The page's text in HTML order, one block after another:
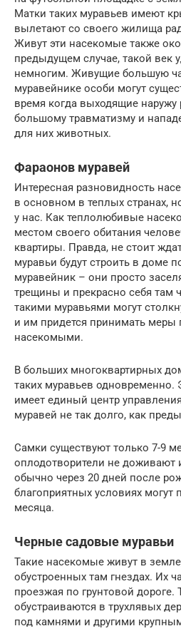
Матки таких муравьев имеют
вылетают со своего жилища
Живут эти насекомые также
предыдущем случае, такой век
немногим. Живущие большую
муравейнике особи могут
время когда выходящие наружу
большому травматизму и
для них животных.
Фараонов муравей
Интересная разновидность
в основном в теплых странах,
у нас. Как теплолюбивые
местом своего обитания
квартиры. Правда, не стоит
муравьи будут строить в доме
муравейник – они просто
трещины и прекрасно себя там
такими муравьями могут
и им придется принимать меры
насекомыми.
В больших многоквартирных
таких муравьев одновременно.
имеет единый центр
муравей не так долго, как
Самки существуют только 7-9
оплодотворители не доживают
обычно через 20 дней после
благоприятных условиях могут
месяца.
Черные садовые муравьи
Такие насекомые живут в
обустроенных там гнездах. Их
проезжая по грунтовой дороге.
обустраиваются в трухлявых
под камнями и другими